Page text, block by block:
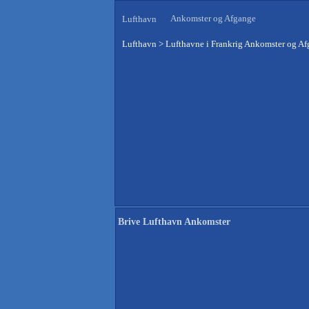
Lufthavn Ankomster og Afgange
Lufthavn > Lufthavne i Frankrig Ankomster og
Brive Lufthavn Ankomster